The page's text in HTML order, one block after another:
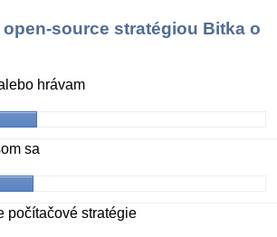
source stratégiou Bitka o
hrávam
sa
počítačové stratégie